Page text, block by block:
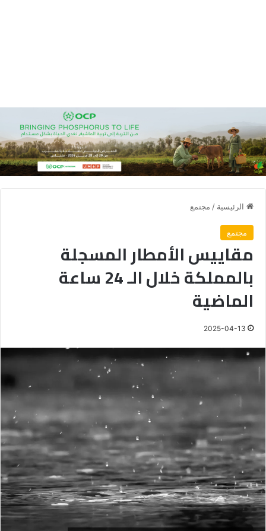
الرئيسية / مجتمع
مجتمع
مقاييس الأمطار المسجلة
بالمملكة خلال الـ 24 ساعة
الماضية
2025-04-13